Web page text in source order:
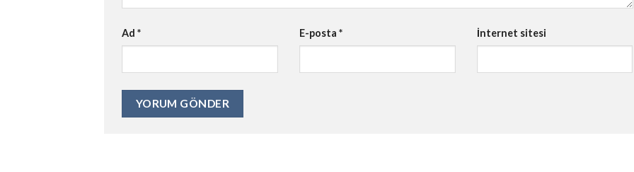
Ad * E-posta * İnternet sitesi